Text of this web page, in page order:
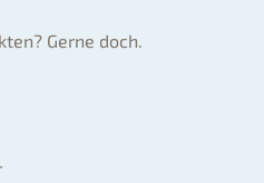
Gerne doch.